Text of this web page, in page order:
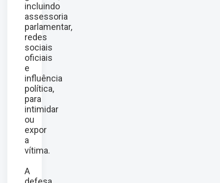
incluindo
assessoria
parlamentar,
redes
sociais
oficiais
e
influência
política,
para
intimidar
ou
expor
a
vítima.
A